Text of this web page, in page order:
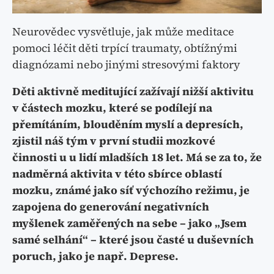
Neurovědec vysvětluje, jak může meditace
pomoci léčit děti trpící traumaty, obtížnými
diagnózami nebo jinými stresovými faktory
Děti aktivně meditující zažívají nižší aktivitu
v částech mozku, které se podílejí na
přemítáním, blouděním myslí a depresích,
zjistil náš tým v první studii mozkové
činnosti u u lidí mladších 18 let. Má se za to, že
nadměrná aktivita v této sbírce oblastí
mozku, známé jako síť výchozího režimu, je
zapojena do generování negativních
myšlenek zaměřených na sebe – jako „Jsem
samé selhání“ – které jsou časté u duševních
poruch, jako je např. Deprese.